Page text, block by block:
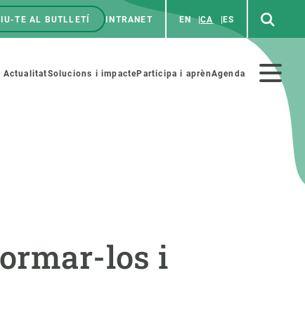
TE AL BUTLLETÍ INTRANET EN CA ES
Menú
ActualitatSolucions i impacteParticipa i aprènAgenda
los i
ciència amb nosaltres Esdeveniments anteriors